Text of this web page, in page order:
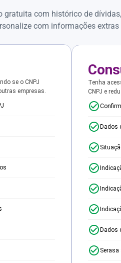
gratuita com histórico de
com informações
se o CNPJ
empresas.
Tenha
CNPJ e
Dados
Dados
Serasa